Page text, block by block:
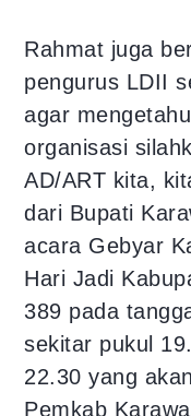
Rahmat juga
pengurus LDII
agar
organisasi
AD/ART kita,
dari Bupati
acara Gebyar
Hari Jadi
389 pada
sekitar pukul
22.30 yang
Pemkab